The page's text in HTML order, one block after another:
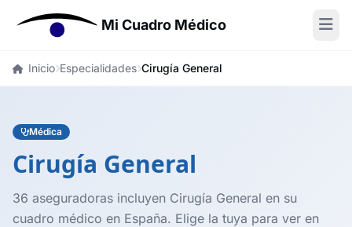
Mi Cuadro Médico
Inicio Especialidades Cirugía General
Médica
Cirugía General
36 aseguradoras incluyen Cirugía General en su
cuadro médico en España. Elige la tuya para ver en